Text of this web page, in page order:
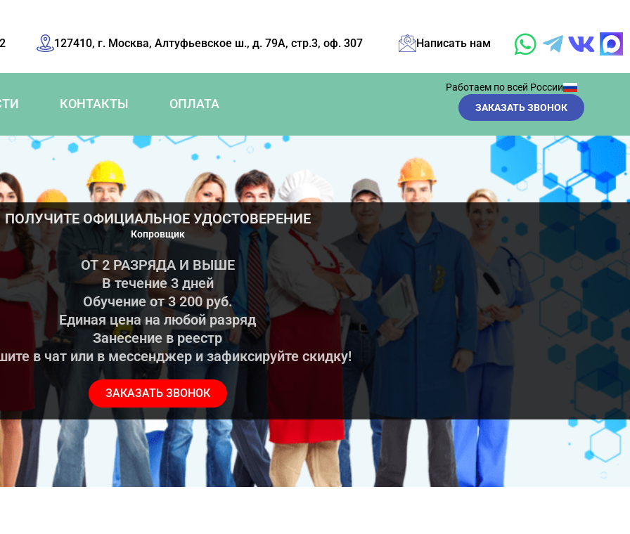
127410, г. Москва, Алтуфьевское ш., д. 79А, стр.3, оф. 307 Написать нам
КОНТАКТЫ ОПЛАТА
Работаем по всей России
ЗАКАЗАТЬ ЗВОНОК
ПОЛУЧИТЕ ОФИЦИАЛЬНОЕ УДОСТОВЕРЕНИЕ
Копровщик
ОТ 2 РАЗРЯДА И ВЫШЕ
В течение 3 дней
Обучение от 3 200 руб.
Единая цена на любой разряд
Занесение в реестр
в чат или в мессенджер и зафиксируйте скидку!
ЗАКАЗАТЬ ЗВОНОК